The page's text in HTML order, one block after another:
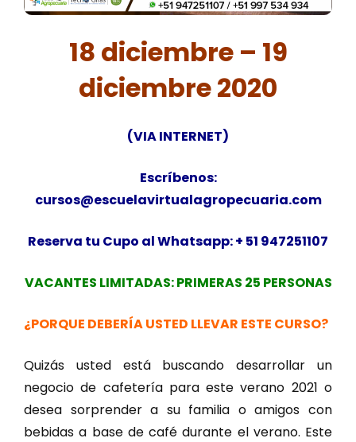
18 diciembre – 19
diciembre 2020
(VIA INTERNET)
Escríbenos:
cursos@escuelavirtualagropecuaria.com
Reserva tu Cupo al Whatsapp: + 51 947251107
VACANTES LIMITADAS: PRIMERAS 25 PERSONAS
¿PORQUE DEBERÍA USTED LLEVAR ESTE CURSO?
Quizás usted está buscando desarrollar un
negocio de cafetería para este verano 2021 o
desea sorprender a su familia o amigos con
bebidas a base de café durante el verano. Este